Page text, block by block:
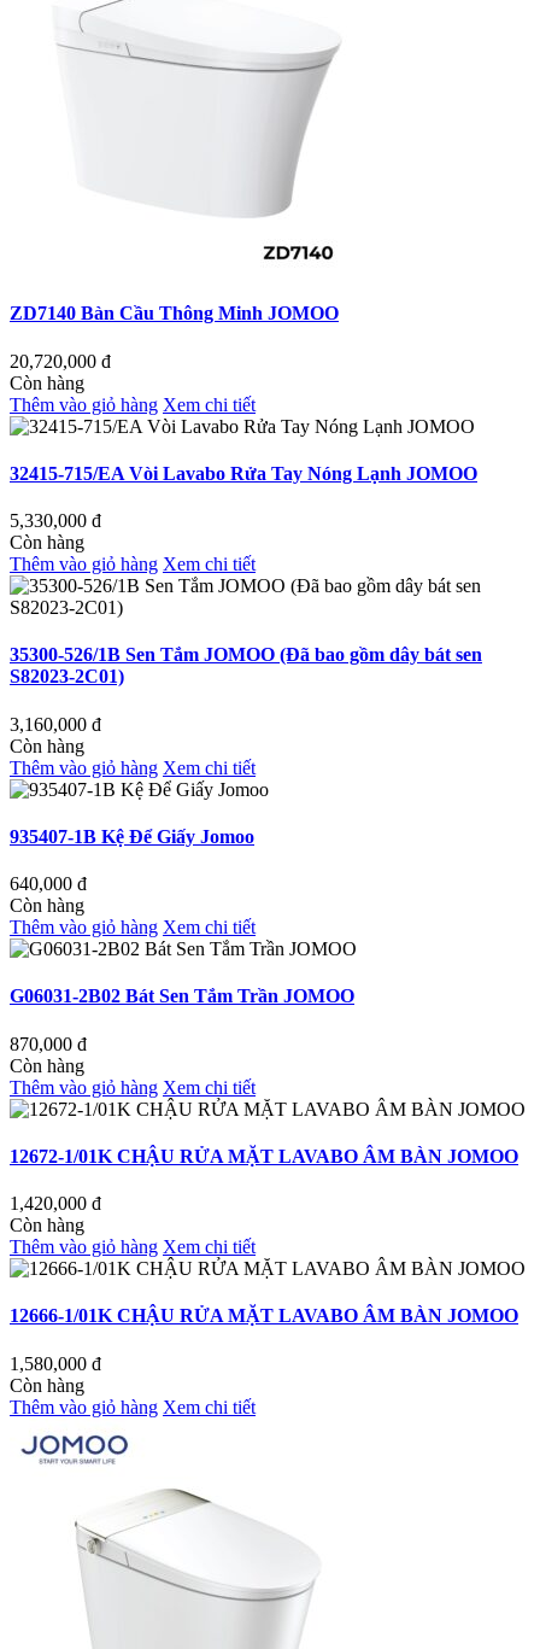
ZD7140 Bàn Cầu Thông Minh JOMOO
20,720,000 đ
Còn hàng
Thêm vào giỏ hàng Xem chi tiết
32415-715/EA Vòi Lavabo Rửa Tay Nóng Lạnh JOMOO
5,330,000 đ
Còn hàng
Thêm vào giỏ hàng Xem chi tiết
35300-526/1B Sen Tắm JOMOO (Đã bao gồm dây bát sen
S82023-2C01)
3,160,000 đ
Còn hàng
Thêm vào giỏ hàng Xem chi tiết
935407-1B Kệ Để Giấy Jomoo
640,000 đ
Còn hàng
Thêm vào giỏ hàng Xem chi tiết
G06031-2B02 Bát Sen Tắm Trần JOMOO
870,000 đ
Còn hàng
Thêm vào giỏ hàng Xem chi tiết
12672-1/01K CHẬU RỬA MẶT LAVABO ÂM BÀN JOMOO
1,420,000 đ
Còn hàng
Thêm vào giỏ hàng Xem chi tiết
12666-1/01K CHẬU RỬA MẶT LAVABO ÂM BÀN JOMOO
1,580,000 đ
Còn hàng
Thêm vào giỏ hàng Xem chi tiết